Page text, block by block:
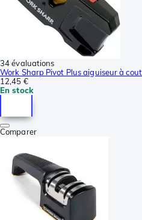
34 évaluations
Work Sharp Pivot Plus aiguiseur à
12,45 €
En stock
Comparer